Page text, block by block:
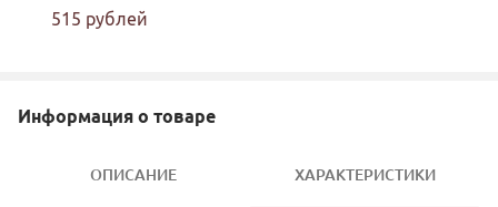
515 рублей
Информация о товаре
ОПИСАНИЕ ХАРАКТЕРИСТИКИ